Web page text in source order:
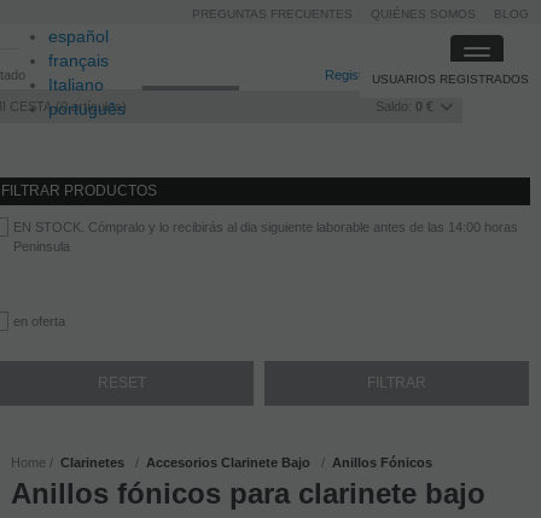
español
français
Italiano
português
Registro /Iniciar sesión
CESTA 0artículos Saldo: 0 €
USUARIOS REGISTRADOS
Toggle
FILTRAR PRODUCTOS
EN STOCK. Cómpralo y lo recibirás al dia siguiente laborable antes de las 14:00 horas
Peninsula
en oferta
Home Clarinetes Accesorios Clarinete Bajo Anillos Fónicos
Anillos fónicos para clarinete bajo
PREGUNTAS FRECUENTES QUIÉNES SOMOS BLOG